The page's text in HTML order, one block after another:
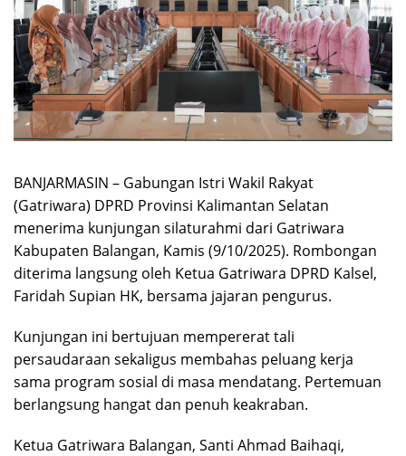
BANJARMASIN – Gabungan Istri Wakil Rakyat
(Gatriwara) DPRD Provinsi Kalimantan Selatan
menerima kunjungan silaturahmi dari Gatriwara
Kabupaten Balangan, Kamis (9/10/2025). Rombongan
diterima langsung oleh Ketua Gatriwara DPRD Kalsel,
Faridah Supian HK, bersama jajaran pengurus.
Kunjungan ini bertujuan mempererat tali
persaudaraan sekaligus membahas peluang kerja
sama program sosial di masa mendatang. Pertemuan
berlangsung hangat dan penuh keakraban.
Ketua Gatriwara Balangan, Santi Ahmad Baihaqi,